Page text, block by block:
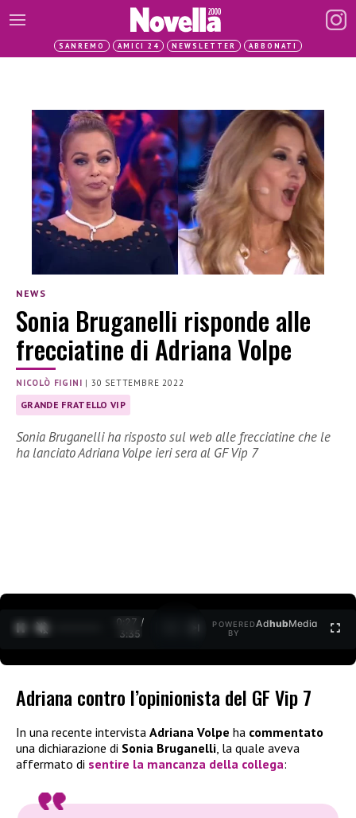
SANREMO AMICI 24 NEWSLETTER ABBONATI
NEWS
Sonia Bruganelli risponde alle
frecciatine di Adriana Volpe
NICOLÒ FIGINI | 30 SETTEMBRE 2022
GRANDE FRATELLO VIP
Sonia Bruganelli ha risposto sul web alle frecciatine che le
ha lanciato Adriana Volpe ieri sera al GF Vip 7
0:27 /
3:35
POWERED
BY
AdhubMedia
Adriana contro l’opinionista del GF Vip 7
In una recente intervista Adriana Volpe ha commentato
una dichiarazione di Sonia Bruganelli, la quale aveva
affermato di sentire la mancanza della collega: